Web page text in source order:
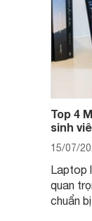
Top 4
sinh
15/07/
Laptop
quan
chuẩn